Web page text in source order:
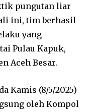
pungutan liar
ini, tim berhasil
yang
Pulau Kapuk,
Aceh Besar.
Kamis (8/5/2025)
oleh Kompol